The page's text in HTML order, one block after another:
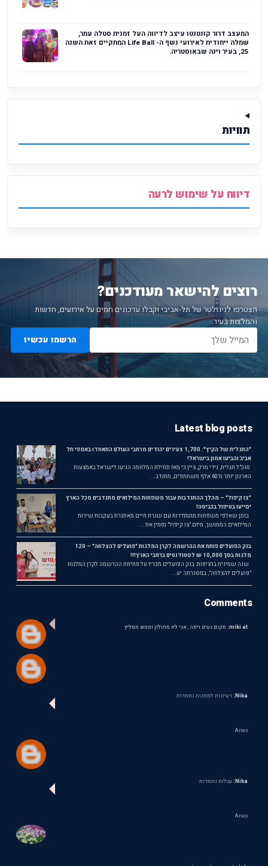
המעצב דרור קונטנטו עיצב לדיווה העל זמנית סטלה עמר,
שמלה ייחודית לאירועי נשף ה- Life Ball המתקיים זאת השנה
25, בעיר וינה שבאוסטריה.
תוויות
דיווח על שימוש לרעה
רוצים להישאר מעודכנים?
הצטרפו לניוזלטר של תל-אביבי וקבלו עדכונים חמים על אירועים, חדשות
והמלצות בעיר.
הרשמו עכשיו
Latest blog posts
"התגלית של הקיץ": 1,700 צעירים יהודים מרחבי העולם התאחדו באמפי תל
אביב והביעו אמון בישראל!
מנכ"ל תגלית, גידי מרק, ציין כי מאז תחילת המלחמה הגיעו לישראל באמצעות
הארגון יותר מ־60 אלף משתתפים, מתנדב...
"צו קיפול" – מהלך ההתנדבות עבור משפחות המילואים מתנדבים מכל הארץ
יסייעו בטיפול בכביסה!
בזמן שאלפי משפחות מתמודדות עם שגרת חיים מאתגרת בעקבות שירות
המילואים הממושך, מיזם "צו קיפול" מזמין את ...
בנק הפועלים פותח את ההרשמה לקרן המלגות "פועלים להצלחה" – 120
מלגות בסך 10,000 ₪ לסטודנטים ברחבי הארץ!!!
שנה שמינית ברציפות: בנק הפועלים מכריז על פתיחת ההרשמה לקרן המלגות
"פועלים להצלחה", במסגרתה יע...
Comments
miki at: מקום נעים ויפה , אני לא מחולון וממש ממליץ
Nika: רעיונות למתנות נחמדות
Anex
Nika: עגלות נחמדות
Anex